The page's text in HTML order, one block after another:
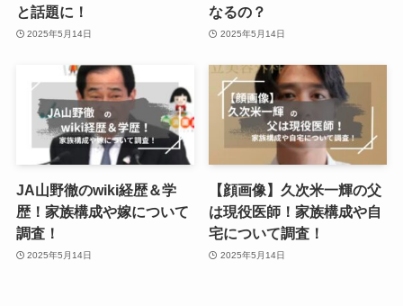
と話題に！
2025年5月14日
なるの？
2025年5月14日
JA山野徹のwiki経歴＆学
歴！家族構成や嫁について
調査！
2025年5月14日
【顔画像】久次米一輝の父
は現役医師！家族構成や自
宅について調査！
2025年5月14日